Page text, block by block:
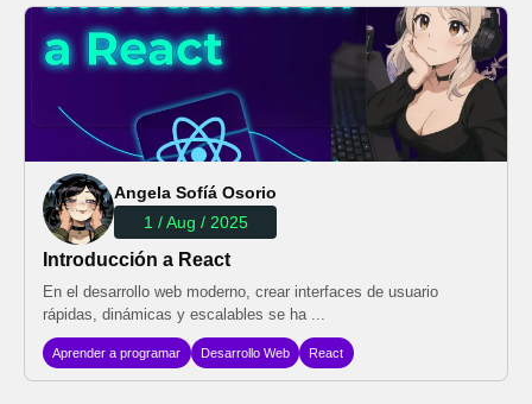
Angela Sofíá Osorio
1 / Aug / 2025
Introducción a React
En el desarrollo web moderno, crear interfaces de usuario
rápidas, dinámicas y escalables se ha ...
Aprender a programar Desarrollo Web React